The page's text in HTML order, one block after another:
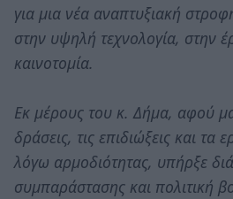
για μια νέα αναπτυξιακή
στην υψηλή τεχνολογία, στην
καινοτομία.
Εκ μέρους του κ. Δήμα, αφού
δράσεις, τις επιδιώξεις και τα
λόγω αρμοδιότητας, υπήρξε
συμπαράστασης και πολιτική